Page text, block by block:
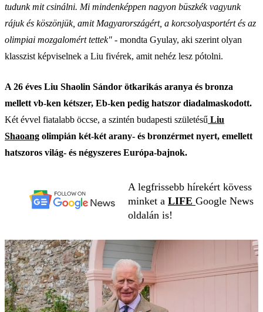
tudunk mit csinálni. Mi mindenképpen nagyon büszkék vagyunk
rájuk és köszönjük, amit Magyarországért, a korcsolyasportért és az
olimpiai mozgalomért tettek" - mondta Gyulay, aki szerint olyan
klasszist képviselnek a Liu fivérek, amit nehéz lesz pótolni.
A 26 éves Liu Shaolin Sándor ötkarikás aranya és bronza
mellett vb-ken kétszer, Eb-ken pedig hatszor diadalmaskodott.
Két évvel fiatalabb öccse, a szintén budapesti születésű Liu
Shaoang olimpián két-két arany- és bronzérmet nyert, emellett
hatszoros világ- és négyszeres Európa-bajnok.
A legfrissebb hírekért kövess
minket a LIFE Google News
oldalán is!